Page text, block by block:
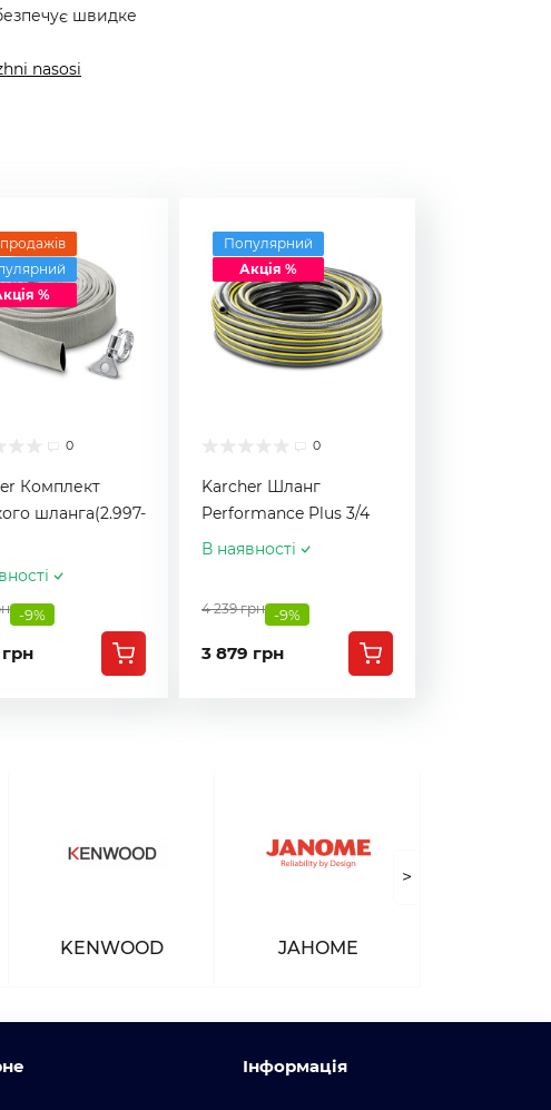
швидке
nasosi
продажів
%
0
Комплект
шланга(2.997-
-9%
Популярний
Акція %
0
Karcher Шланг
Performance Plus 3/4
В наявності
4 239 грн -9%
3 879 грн
KENWOOD JAHOME
>
Інформація